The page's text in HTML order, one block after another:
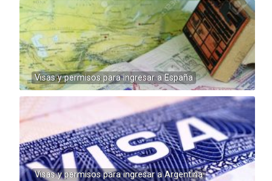
Visas y permisos para ingresar a España
Visas y permisos para ingresar a Argentina